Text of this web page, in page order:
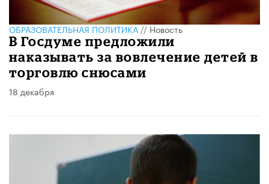
ОБРАЗОВАТЕЛЬНАЯ ПОЛИТИКА//Новость
В Госдуме предложили
наказывать за вовлечение детей в
торговлю снюсами
18 декабря